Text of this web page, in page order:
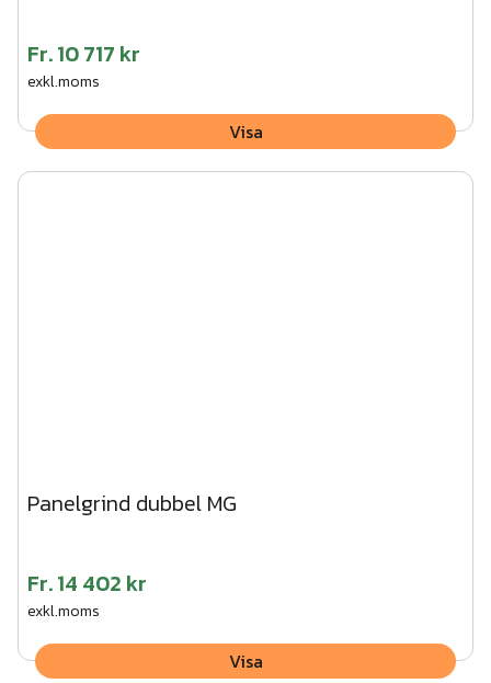
Fr.10 717 kr
exkl.moms
Visa
Panelgrind dubbel MG
Fr.14 402 kr
exkl.moms
Visa